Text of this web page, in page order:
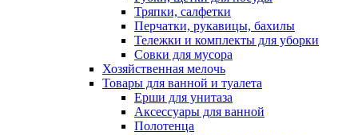
Тряпки, салфетки
Перчатки, рукавицы, бахилы
Тележки и комплекты для уборки
Совки для мусора
Хозяйственная мелочь
Товары для ванной и туалета
Ерши для унитаза
Аксессуары для ванной
Полотенца